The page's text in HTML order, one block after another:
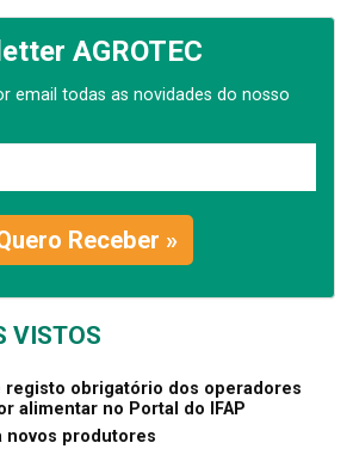
AGROTEC
email todas as novidades do nosso
Receber »
VISTOS
registo obrigatório dos operadores
alimentar no Portal do IFAP
novos produtores